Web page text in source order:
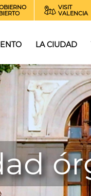
VISIT
VALENCIA
LA CIUDAD